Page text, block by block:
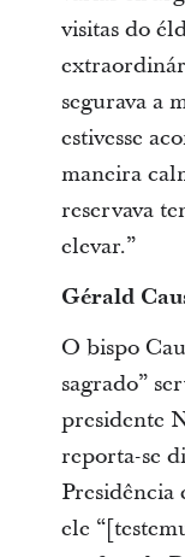
visitas do
segurava a
estivesse
maneira
reservava
elevar.”
Gérald
O bispo
sagrado”
presidente
reporta-se
Presidência
ele